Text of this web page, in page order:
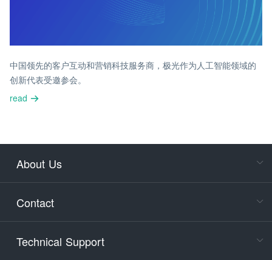
中国领先的客户互动和营销科技服务商，极光作为人工智能领域的
创新代表受邀参会。
read
About Us
Contact
Technical Support